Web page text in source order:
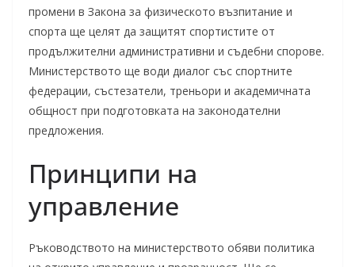
промени в Закона за физическото възпитание и
спорта ще целят да защитят спортистите от
продължителни административни и съдебни спорове.
Министерството ще води диалог със спортните
федерации, състезатели, треньори и академичната
общност при подготовката на законодателни
предложения.
Принципи на
управление
Ръководството на министерството обяви политика